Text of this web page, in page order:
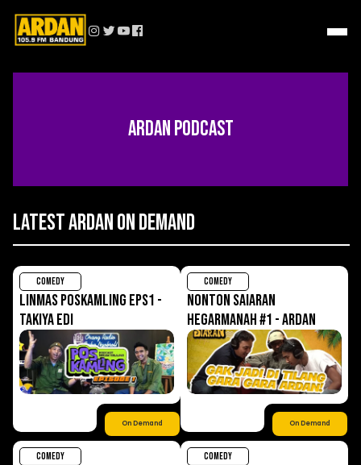
Ardan Podcast
Latest Ardan On Demand
COMEDY
LINMAS POSKAMLING EPS1 -
TAKIYA EDI
On Demand
COMEDY
NONTON SAIARAN
HEGARMANAH #1 - ARDAN
On Demand
COMEDY COMEDY